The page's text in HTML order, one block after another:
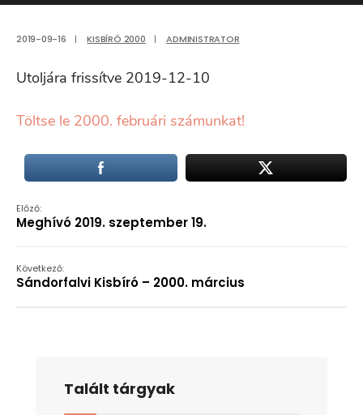
2019-09-16 | KISBÍRÓ 2000 | ADMINISTRATOR
Utoljára frissítve 2019-12-10
Töltse le 2000. februári számunkat!
Előző:
Meghívó 2019. szeptember 19.
Következő:
Sándorfalvi Kisbíró – 2000. március
Talált tárgyak